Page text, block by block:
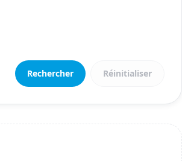
Rechercher Réinitialiser